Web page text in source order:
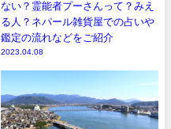
ない？霊能者プーさんって？みえ
る人？ネパール雑貨屋での占いや
鑑定の流れなどをご紹介
2023.04.08